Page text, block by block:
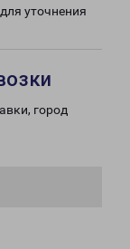
уточнения
город